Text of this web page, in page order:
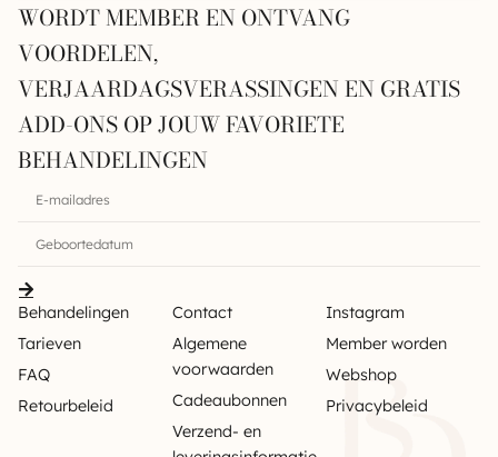
WORDT MEMBER EN ONTVANG
VOORDELEN,
VERJAARDAGSVERASSINGEN EN GRATIS
ADD-ONS OP JOUW FAVORIETE
BEHANDELINGEN
Behandelingen
Tarieven
FAQ
Retourbeleid
Contact
Algemene
voorwaarden
Cadeaubonnen
Verzend- en
Instagram
Member worden
Webshop
Privacybeleid